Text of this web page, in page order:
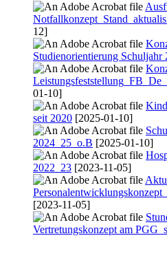
12]
Studienorientierung Schuljahr
01-10]
seit 2020 [2025-01-10]
2024_25_o.B [2025-01-10]
2022_23 [2023-11-05]
[2023-11-05]
Vertretungskonzept am